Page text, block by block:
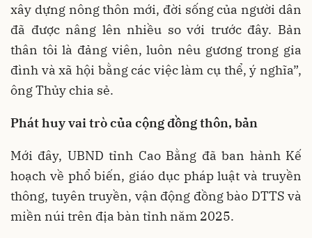
xây dựng nông thôn mới, đời sống của người dân
đã được nâng lên nhiều so với trước đây. Bản
thân tôi là đảng viên, luôn nêu gương trong gia
đình và xã hội bằng các việc làm cụ thể, ý nghĩa”,
ông Thủy chia sẻ.
Phát huy vai trò của cộng đồng thôn, bản
Mới đây, UBND tỉnh Cao Bằng đã ban hành Kế
hoạch về phổ biến, giáo dục pháp luật và truyền
thông, tuyên truyền, vận động đồng bào DTTS và
miền núi trên địa bàn tỉnh năm 2025.